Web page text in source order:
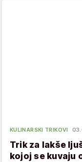
KULINARSKI TRIKOVI
Trik za lakše
kojoj se kuvaju